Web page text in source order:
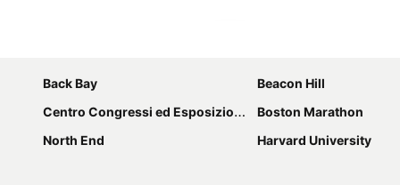
Back Bay
Beacon Hill
Centro Congressi ed Esposizioni di Boston
Boston Marathon
North End
Harvard University